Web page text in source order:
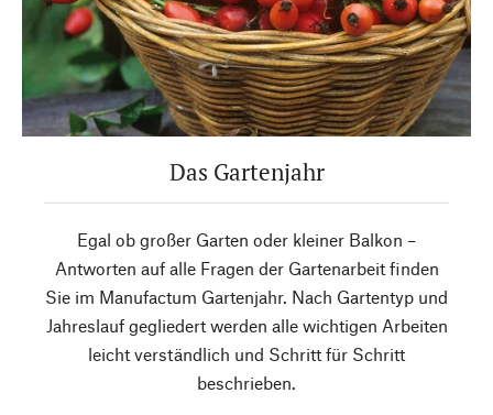
Das Gartenjahr
Egal ob großer Garten oder kleiner Balkon –
Antworten auf alle Fragen der Gartenarbeit finden
Sie im Manufactum Gartenjahr. Nach Gartentyp und
Jahreslauf gegliedert werden alle wichtigen Arbeiten
leicht verständlich und Schritt für Schritt
beschrieben.